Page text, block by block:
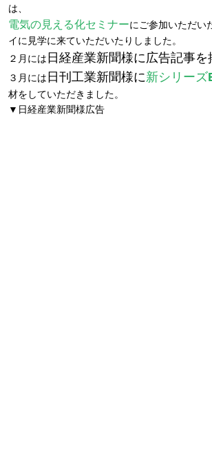
は、
電気の見える化セミナーにご参加いただい
イに見学に来ていただいたりしました。
２月には 日経産業新聞様に広告記事を
３月には 日刊工業新聞様に新シリーズ
材をしていただきました。
▼日経産業新聞様広告